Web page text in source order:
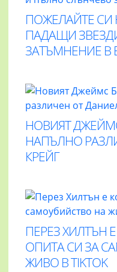
ПОЖЕЛАЙТЕ
ПАДАЩИ
ЗАТЪМНЕНИЕ В
НОВИЯТ
НАПЪЛНО
КРЕЙГ
ПЕРЕЗ ХИЛТЪН
ОПИТА СИ ЗА
ЖИВО В TIKTOK